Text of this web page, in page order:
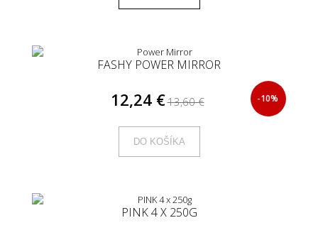
FASHY POWER MIRROR
12,24 €13,60 € -10%
DO KOŠÍKA
PINK 4 X 250G